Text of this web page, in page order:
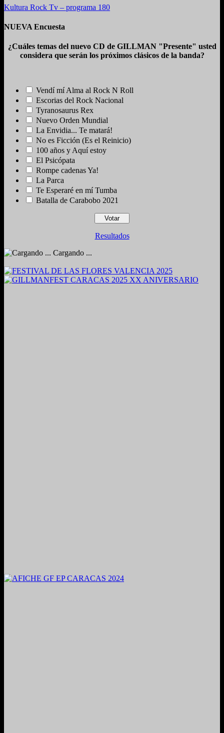
Kultura Rock Tv – programa 180
NUEVA Encuesta
¿Cuáles temas del nuevo CD de GILLMAN "Presente" usted
considera que serán los próximos clásicos de la banda?
Vendí mí Alma al Rock N Roll
Escorias del Rock Nacional
Tyranosaurus Rex
Nuevo Orden Mundial
La Envidia... Te matará!
No es Ficción (Es el Reinicio)
100 años y Aquí estoy
El Psicópata
Rompe cadenas Ya!
La Parca
Te Esperaré en mí Tumba
Batalla de Carabobo 2021
Resultados
Cargando ...